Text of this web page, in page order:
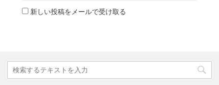
新しい投稿をメールで受け取る